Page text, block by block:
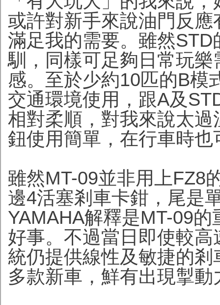
或許對新手來說油門反
滿足我的需要。雖然
馴，同樣可足夠日常玩
感。至於少約10匹的B模
交通環境使用，跟A及
相對柔順，對我來說太
鈕使用簡單，在行車時
雖然MT-09並非用上FZ8
邊4活塞剎車卡鉗，尾是
YAMAHA解釋是MT-09
好事。不過當日即使較
統仍提供線性及敏捷的
多款新車，鮮有出現掣